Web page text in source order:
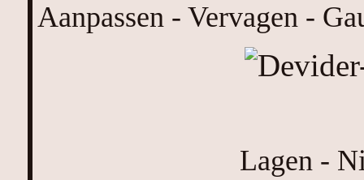
Aanpassen - Vervagen -
Lagen -